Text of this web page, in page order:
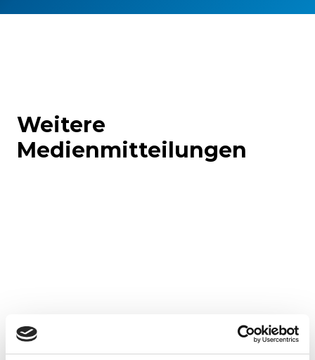
Weitere
Medienmitteilungen
Corporate-Medienmitteilungen